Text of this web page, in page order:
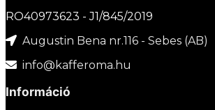
RO40973623 - J1/845/2019
Augustin Bena nr.116 - Sebes (AB)
info@kafferoma.hu
Információ